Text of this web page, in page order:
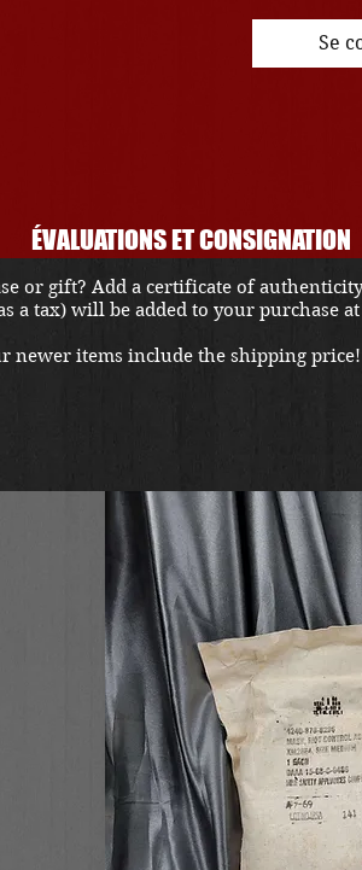
Se
ÉVALUATIONS ET CONSIGNATION
or gift? Add a certificate of
a tax) will be added to your purchase
newer items include the shipping